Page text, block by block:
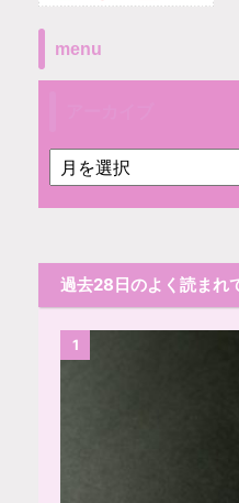
menu
過去28日のよく読まれ
1